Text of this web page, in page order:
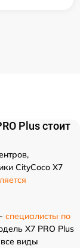
Plus стоит
CityCoco X7
специалисты по
X7 PRO Plus
виды